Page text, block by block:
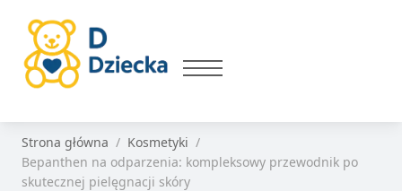
Strona główna
Kosmetyki
Bepanthen na odparzenia: kompleksowy przewodnik po
skutecznej pielęgnacji skóry